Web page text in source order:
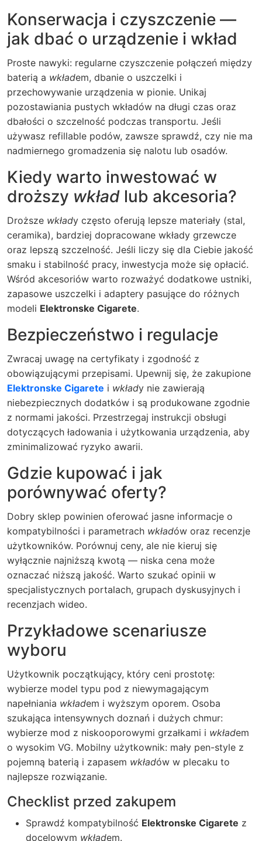
Konserwacja i czyszczenie —
jak dbać o urządzenie i wkład
Proste nawyki: regularne czyszczenie połączeń między
baterią a wkładem, dbanie o uszczelki i
przechowywanie urządzenia w pionie. Unikaj
pozostawiania pustych wkładów na długi czas oraz
dbałości o szczelność podczas transportu. Jeśli
używasz refillable podów, zawsze sprawdź, czy nie ma
nadmiernego gromadzenia się nalotu lub osadów.
Kiedy warto inwestować w
droższy wkład lub akcesoria?
Droższe wkłady często oferują lepsze materiały (stal,
ceramika), bardziej dopracowane wkłady grzewcze
oraz lepszą szczelność. Jeśli liczy się dla Ciebie jakość
smaku i stabilność pracy, inwestycja może się opłacić.
Wśród akcesoriów warto rozważyć dodatkowe ustniki,
zapasowe uszczelki i adaptery pasujące do różnych
modeli Elektronske Cigarete.
Bezpieczeństwo i regulacje
Zwracaj uwagę na certyfikaty i zgodność z
obowiązującymi przepisami. Upewnij się, że zakupione
Elektronske Cigarete i wkłady nie zawierają
niebezpiecznych dodatków i są produkowane zgodnie
z normami jakości. Przestrzegaj instrukcji obsługi
dotyczących ładowania i użytkowania urządzenia, aby
zminimalizować ryzyko awarii.
Gdzie kupować i jak
porównywać oferty?
Dobry sklep powinien oferować jasne informacje o
kompatybilności i parametrach wkładów oraz recenzje
użytkowników. Porównuj ceny, ale nie kieruj się
wyłącznie najniższą kwotą — niska cena może
oznaczać niższą jakość. Warto szukać opinii w
specjalistycznych portalach, grupach dyskusyjnych i
recenzjach wideo.
Przykładowe scenariusze
wyboru
Użytkownik początkujący, który ceni prostotę:
wybierze model typu pod z niewymagającym
napełniania wkładem i wyższym oporem. Osoba
szukająca intensywnych doznań i dużych chmur:
wybierze mod z niskooporowymi grzałkami i wkładem
o wysokim VG. Mobilny użytkownik: mały pen-style z
pojemną baterią i zapasem wkładów w plecaku to
najlepsze rozwiązanie.
Checklist przed zakupem
Sprawdź kompatybilność Elektronske Cigarete z
docelowym wkładem.